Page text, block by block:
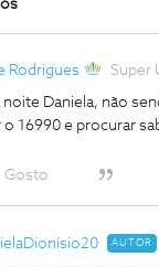
Rodrigues Super
noite Daniela, não
o 16990 e procurar
Gosto
AUTOR